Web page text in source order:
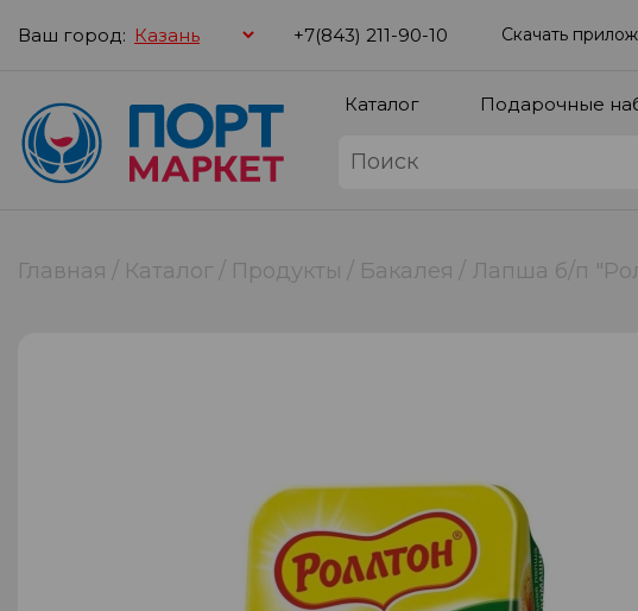
Ваш город: +7(843) 211-90-10 Скачать
Каталог Подарочные
Главная Каталог Продукты Бакалея Лапша б/п